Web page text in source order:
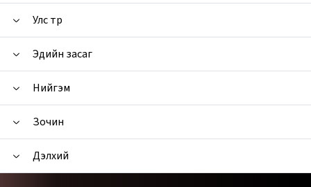
Улс төр
Эдийн засаг
Нийгэм
Зочин
Дэлхий